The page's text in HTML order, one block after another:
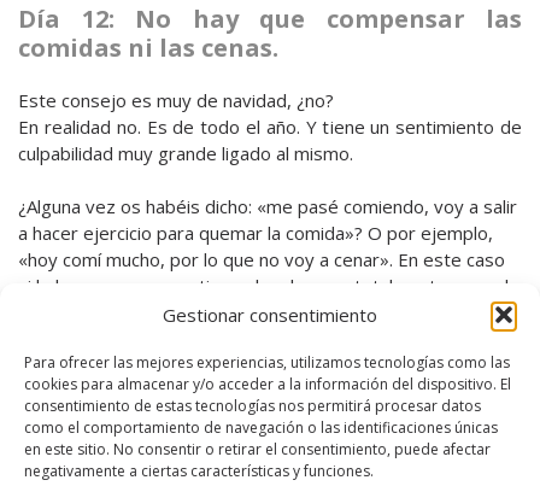
Gestionar consentimiento
Para ofrecer las mejores experiencias, utilizamos tecnologías como las
cookies para almacenar y/o acceder a la información del dispositivo. El
consentimiento de estas tecnologías nos permitirá procesar datos
como el comportamiento de navegación o las identificaciones únicas
en este sitio. No consentir o retirar el consentimiento, puede afectar
negativamente a ciertas características y funciones.
Día 12: No hay que compensar las
comidas ni las cenas.
Este consejo es muy de navidad, ¿no?
En realidad no. Es de todo el año. Y tiene un sentimiento de
culpabilidad muy grande ligado al mismo.
¿Alguna vez os habéis dicho: «me pasé comiendo, voy a salir
a hacer ejercicio para quemar la comida»? O por ejemplo,
«hoy comí mucho, por lo que no voy a cenar». En este caso
si lo haces porque no tienes hambre, es totalmente normal.
Si lo haces con hambre y promovido por ese sentimiento de
culpa, cuidado: esto ya es una conducta desordenada de la
alimentación (que no un TCA).
¿Sabéis que algunas personas consideran que la comida
tienen que ganársela, verdad? ¿Sabéis lo difícil que es para
un/a dietista o un/a dietista – nutricionista reeducar a una